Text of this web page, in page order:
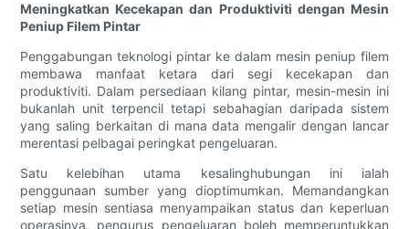
Meningkatkan Kecekapan dan Produktiviti dengan Mesin
Peniup Filem Pintar
Penggabungan teknologi pintar ke dalam mesin peniup filem
membawa manfaat ketara dari segi kecekapan dan
produktiviti. Dalam persediaan kilang pintar, mesin-mesin ini
bukanlah unit terpencil tetapi sebahagian daripada sistem
yang saling berkaitan di mana data mengalir dengan lancar
merentasi pelbagai peringkat pengeluaran.
Satu kelebihan utama kesalinghubungan ini ialah
penggunaan sumber yang dioptimumkan. Memandangkan
setiap mesin sentiasa menyampaikan status dan keperluan
operasinya, pengurus pengeluaran boleh memperuntukkan